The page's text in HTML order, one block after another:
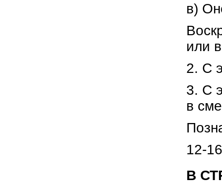
в)
или
2. С
3. С
в
12-16
В